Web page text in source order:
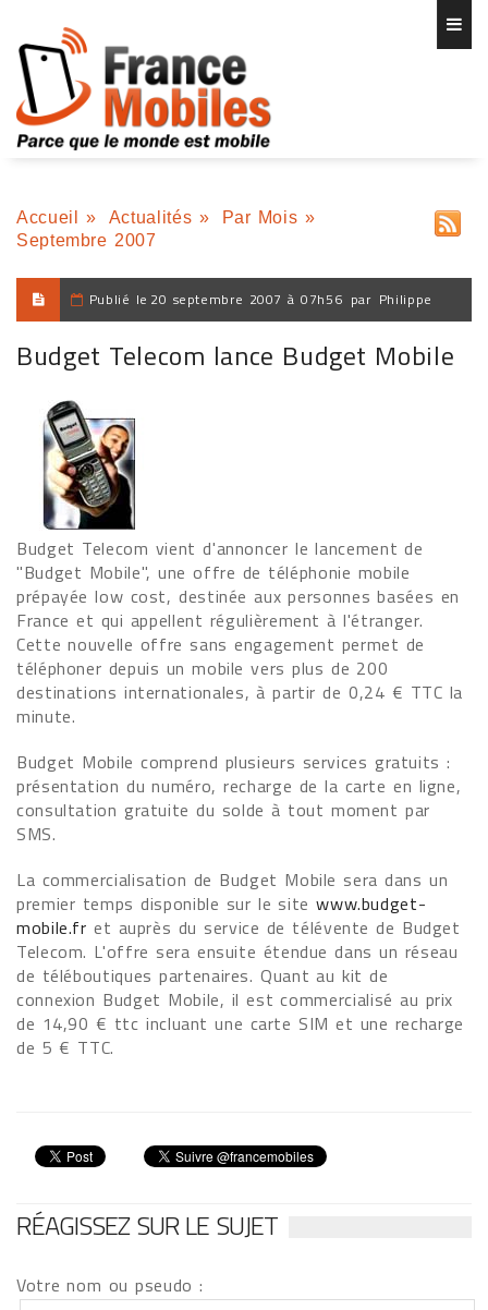
Accueil » Actualités » Par Mois »
Septembre 2007
Publié le 20 septembre 2007 à 07h56 par Philippe
Budget Telecom lance Budget Mobile
Budget Telecom vient d'annoncer le lancement de
"Budget Mobile", une offre de téléphonie mobile
prépayée low cost, destinée aux personnes basées en
France et qui appellent régulièrement à l'étranger.
Cette nouvelle offre sans engagement permet de
téléphoner depuis un mobile vers plus de 200
destinations internationales, à partir de 0,24 € TTC la
minute.
Budget Mobile comprend plusieurs services gratuits :
présentation du numéro, recharge de la carte en ligne,
consultation gratuite du solde à tout moment par
SMS.
La commercialisation de Budget Mobile sera dans un
premier temps disponible sur le sitewww.budget-
mobile.fr et auprès du service de télévente de Budget
Telecom. L'offre sera ensuite étendue dans un réseau
de téléboutiques partenaires. Quant au kit de
connexion Budget Mobile, il est commercialisé au prix
de 14,90 € ttc incluant une carte SIM et une recharge
de 5 € TTC.
RÉAGISSEZ SUR LE SUJET
Votre nom ou pseudo :